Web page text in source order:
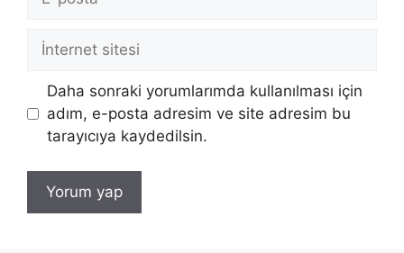
posta
İnternet
Daha sonraki yorumlarımda kullanılması için
adım, e-posta adresim ve site adresim bu
tarayıcıya kaydedilsin.